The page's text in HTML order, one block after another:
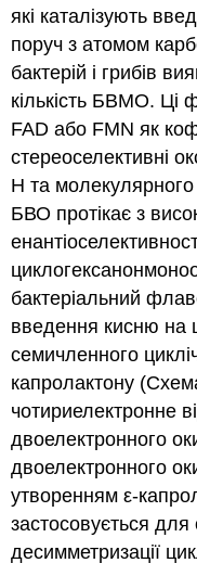
які каталізують
поруч з атомом
бактерій і грибів
кількість БВМО. Ці
FAD або FMN як
стереоселективні
H та
БВО протікає з
бактеріальний
введення кисню на
семичленного
капролактону
чотириелектронне
двоелектронного
двоелектронного
утворенням ε-
застосовується
десимметризації